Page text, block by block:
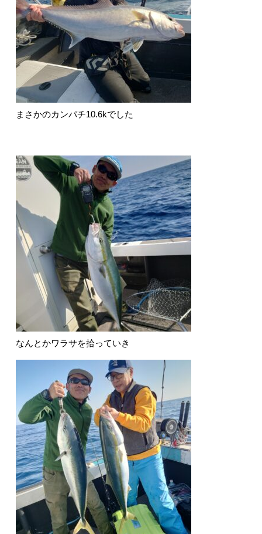
まさかのカンパチ10.6kでした
なんとかワラサを拾っていき